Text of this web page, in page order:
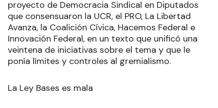
proyecto de Democracia Sindical en Diputados
que consensuaron la UCR, el PRO, La Libertad
Avanza, la Coalición Cívica, Hacemos Federal e
Innovación Federal, en un texto que unificó una
veintena de iniciativas sobre el tema y que le
ponía límites y controles al gremialismo.
La Ley Bases es mala